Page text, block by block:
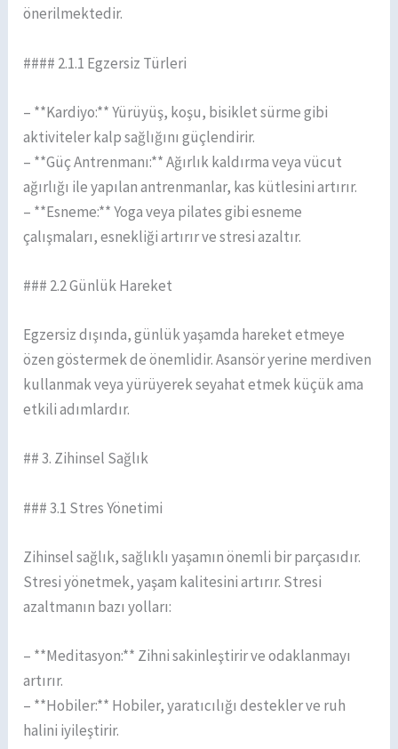
önerilmektedir.
#### 2.1.1 Egzersiz Türleri
– **Kardiyo:** Yürüyüş, koşu, bisiklet sürme gibi
aktiviteler kalp sağlığını güçlendirir.
– **Güç Antrenmanı:** Ağırlık kaldırma veya vücut
ağırlığı ile yapılan antrenmanlar, kas kütlesini artırır.
– **Esneme:** Yoga veya pilates gibi esneme
çalışmaları, esnekliği artırır ve stresi azaltır.
### 2.2 Günlük Hareket
Egzersiz dışında, günlük yaşamda hareket etmeye
özen göstermek de önemlidir. Asansör yerine merdiven
kullanmak veya yürüyerek seyahat etmek küçük ama
etkili adımlardır.
## 3. Zihinsel Sağlık
### 3.1 Stres Yönetimi
Zihinsel sağlık, sağlıklı yaşamın önemli bir parçasıdır.
Stresi yönetmek, yaşam kalitesini artırır. Stresi
azaltmanın bazı yolları:
– **Meditasyon:** Zihni sakinleştirir ve odaklanmayı
artırır.
– **Hobiler:** Hobiler, yaratıcılığı destekler ve ruh
halini iyileştirir.